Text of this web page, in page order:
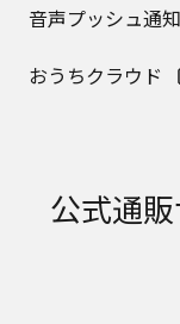
予告なく
は、商品
ウェブサ
ませんこ
安全上のご
音声プッシュ通
おうちクラウド
公式通